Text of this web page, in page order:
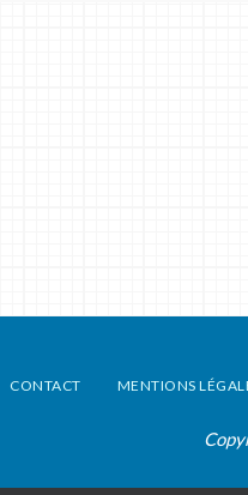
CONTACT MENTIONS